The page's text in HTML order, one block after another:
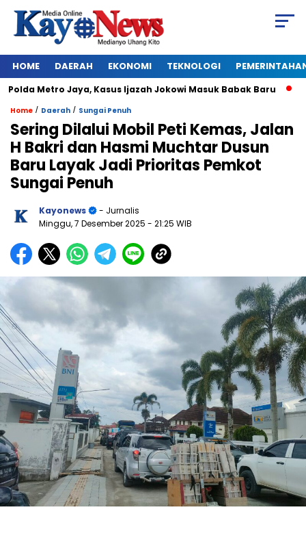
HOME DAERAH EKONOMI TEKNOLOGI
Metro Jaya, Kasus Ijazah Jokowi Masuk Babak Baru
Home / Daerah / Sungai Penuh
Sering Dilalui Mobil Peti Kemas, Jalan
H Bakri dan Hasmi Muchtar Dusun
Baru Layak Jadi Prioritas Pemkot
Sungai Penuh
Kayonews
- Jurnalis
Minggu, 7 Desember 2025 - 21:25 WIB